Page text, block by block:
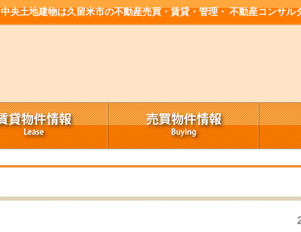
中央土地建物は久留米市の不動産売買・賃貸・管理・ 不動産コンサル